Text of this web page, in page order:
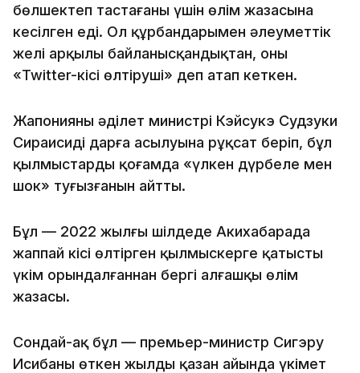
бөлшектеп тастағаны үшін өлім жазасына
кесілген еді. Ол құрбандарымен әлеуметтік
желі арқылы байланысқандықтан, оны
«Twitter-кісі өлтіруші» деп атап кеткен.
Жапонияның әділет министрі Кэйсукэ Судзуки
Сираисидің дарға асылуына рұқсат беріп, бұл
қылмыстардың қоғамда «үлкен дүрбелең мен
шок» туғызғанын айтты.
Бұл — 2022 жылғы шілдеде Акихабарада
жаппай кісі өлтірген қылмыскерге қатысты
үкім орындалғаннан бергі алғашқы өлім
жазасы.
Сондай-ақ бұл — премьер-министр Сигэру
Исибаның өткен жылдың қазан айында үкімет